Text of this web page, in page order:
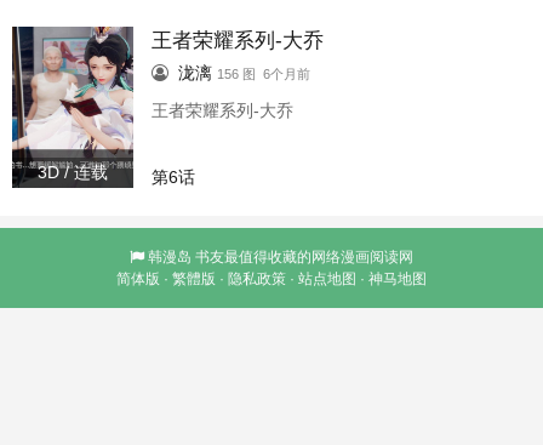
3D / 连载
王者荣耀系列-大乔
泷漓 156 图 6个月前
王者荣耀系列-大乔
第6话
韩漫岛 书友最值得收藏的网络漫画阅读网
简体版 · 繁體版 · 隐私政策 · 站点地图 · 神马地图